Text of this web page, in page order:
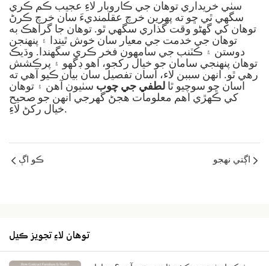
سٺي خريداري توهان جي ڪاروبار لاءِ عجيب ڪم ڪري
سگهي ٿي ڇو ته پهرين خرچ عقلمنديءَ سان خرچ ڪرڻ
توهان کي گهڻو وقت گذاري سگهي ٿو. توهان جا گراهڪ به
توهان جي خدمت جي معيار سان خوش ٿيندا ۽ پنهنجن
دوستن ۽ ڪٽنب جي سامهون فخر ڪري سگهندا. وڌيڪ
توهان پنهنجي سامان جو خيال رکجو، اهو ڊگهو ۽ پرڪشش
رهي ٿو. انهن سببن لاء، اسان تفصيل سان بيان ڪيو آهي ته
اسان ڇو سوچيو ٿا لطفي جي چوب سٺيون آهن ۽ توهان
کي ڪهڙي اهم معلومات هجڻ گهرجي انهن جو صحيح
خيال رکڻ لاءِ.
ڪو اڳ اڳتي نهجو
توھان لاءِ تجويز ڪيل